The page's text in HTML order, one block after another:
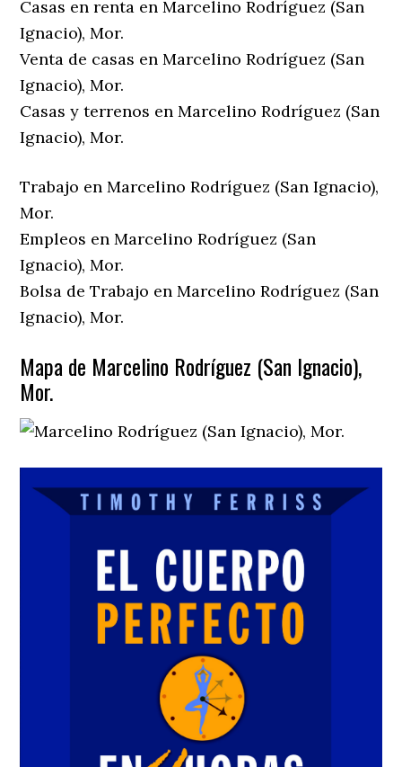
Casas en renta en Marcelino Rodríguez (San
Ignacio), Mor.
Venta de casas en Marcelino Rodríguez (San
Ignacio), Mor.
Casas y terrenos en Marcelino Rodríguez (San
Ignacio), Mor.
Trabajo en Marcelino Rodríguez (San Ignacio),
Mor.
Empleos en Marcelino Rodríguez (San
Ignacio), Mor.
Bolsa de Trabajo en Marcelino Rodríguez (San
Ignacio), Mor.
Mapa de Marcelino Rodríguez (San Ignacio),
Mor.